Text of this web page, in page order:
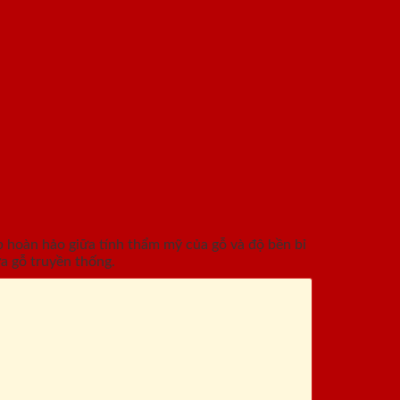
hảo giữa tính thẩm mỹ của gỗ và độ bền bỉ
gỗ truyền thống.